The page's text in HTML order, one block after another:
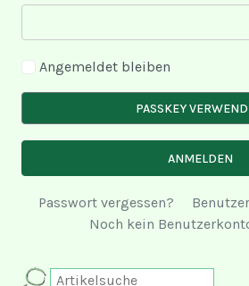
Angemeldet bleiben
PASSKEY
ANMELDEN
Passwort vergessen?
Noch kein